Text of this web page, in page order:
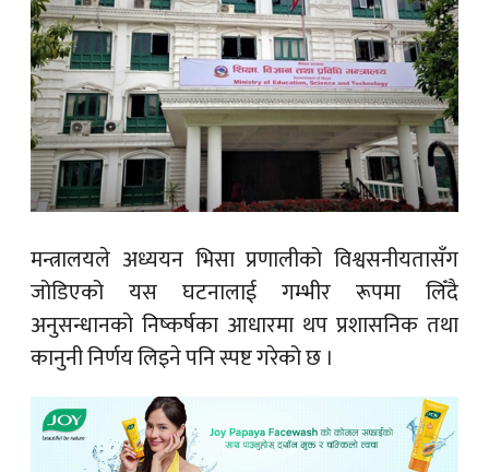
मन्त्रालयले अध्ययन भिसा प्रणालीको विश्वसनीयतासँग
जोडिएको यस घटनालाई गम्भीर रूपमा लिँदै
अनुसन्धानको निष्कर्षका आधारमा थप प्रशासनिक तथा
कानुनी निर्णय लिइने पनि स्पष्ट गरेको छ ।